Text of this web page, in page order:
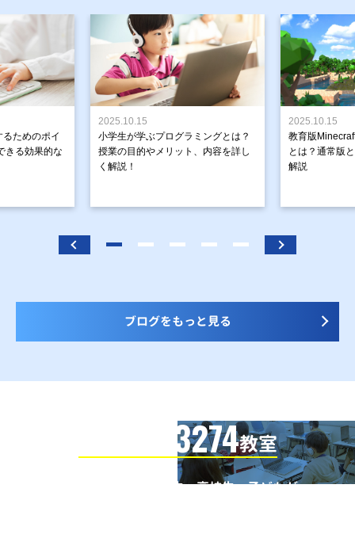
ためのポイ
きる効果的な
2025.10.15
小学生が学ぶプログラミングとは？
授業の目的やメリット、内容を詳し
く解説！
2025.10.15
教育版
とは？通常版
解説
ブログをもっと見る
3274教室
全国の小学生・中学生・高校生・子どもが